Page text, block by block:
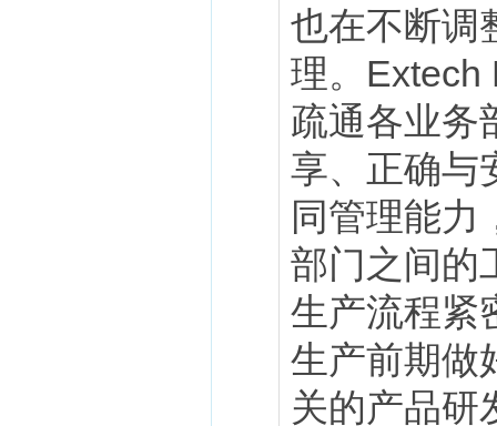
也在不断调
理。Extech
疏通各业务
享、正确与
同管理能力
部门之间的
生产流程紧
生产前期做
关的产品研